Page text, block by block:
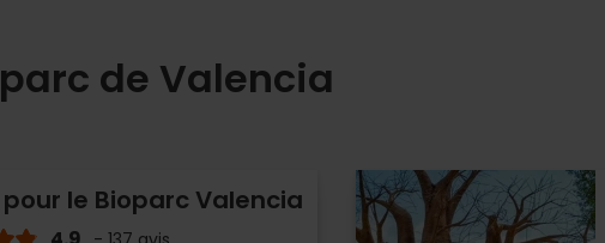
de Valencia
le Bioparc Valencia